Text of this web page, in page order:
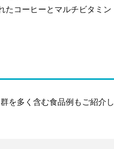
たコーヒーとマルチビタミン
を多く含む食品例もご紹介し